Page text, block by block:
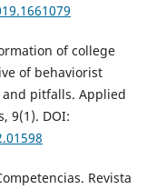
of college
of behaviorist
pitfalls. Applied
9(1). DOI:
Revista